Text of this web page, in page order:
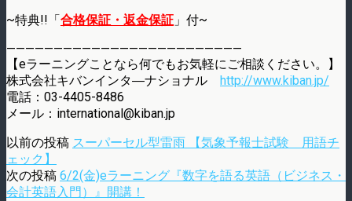
~特典!!「合格保証・返金保証 」付~
—————————————————————————
【eラーニングことなら何でもお気軽にご相談ください。】
株式会社キバンインタ―ナショナル http://www.kiban.jp/
電話：03-4405-8486
メール：international@kiban.jp
以前の投稿 スーパーセル型雷雨 【気象予報士試験 用語チ
ェック】
次の投稿 6/2(金)eラーニング『数字を語る英語（ビジネス・
会計英語入門）』開講！